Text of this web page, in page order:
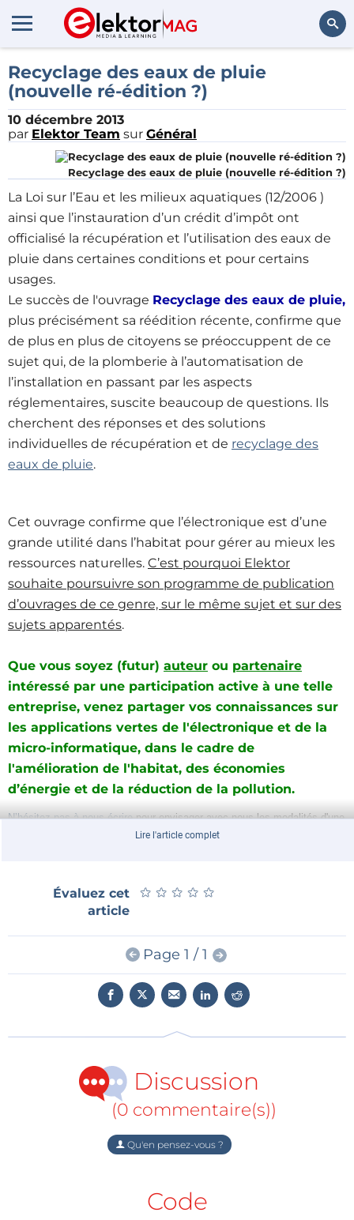
Recyclage des eaux de pluie
(nouvelle ré-édition ?)
10 décembre 2013
par Elektor Team sur Général
Recyclage des eaux de pluie (nouvelle ré-édition ?)
La Loi sur l’Eau et les milieux aquatiques (12/2006 )
ainsi que l’instauration d’un crédit d’impôt ont
officialisé la récupération et l’utilisation des eaux de
pluie dans certaines conditions et pour certains
usages.
Le succès de l'ouvrage Recyclage des eaux de pluie,
plus précisément sa réédition récente, confirme que
de plus en plus de citoyens se préoccuppent de ce
sujet qui, de la plomberie à l’automatisation de
l’installation en passant par les aspects
réglementaires, suscite beaucoup de questions. Ils
cherchent des réponses et des solutions
individuelles de récupération et de recyclage des
eaux de pluie.
Cet ouvrage confirme que l’électronique est d’une
grande utilité dans l’habitat pour gérer au mieux les
ressources naturelles. C’est pourquoi Elektor
souhaite poursuivre son programme de publication
d’ouvrages de ce genre, sur le même sujet et sur des
sujets apparentés.
Que vous soyez (futur) auteur ou partenaire
intéressé par une participation active à une telle
entreprise, venez partager vos connaissances sur
les applications vertes de l'électronique et de la
micro-informatique, dans le cadre de
l'amélioration de l'habitat, des économies
d’énergie et de la réduction de la pollution.
N’hésitez pas à nous écrirepour envisager avec nous les modalités d'une
publication de vos connaissances et de votre expérience.
Lire l'article complet
Évaluez cet
article
★ ★ ★ ★ ★
★ ★ ★ ★ ★
Page 1 / 1
Discussion
(0 commentaire(s))
Qu'en pensez-vous ?
Code